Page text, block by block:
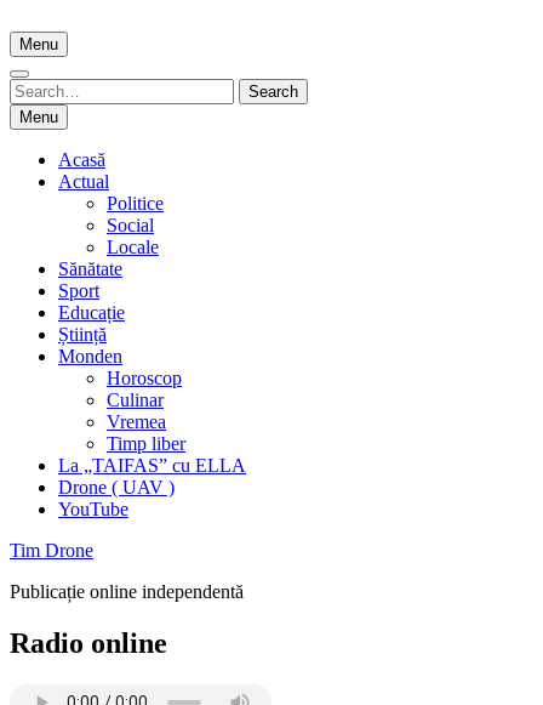
to
content
Menu
Search
for:
Search
Menu
Acasă
Actual
Politice
Social
Locale
Sănătate
Sport
Educație
Știință
Monden
Horoscop
Culinar
Vremea
Timp liber
La „TAIFAS” cu ELLA
Drone ( UAV )
YouTube
Tim Drone
Publicație online independentă
Radio online